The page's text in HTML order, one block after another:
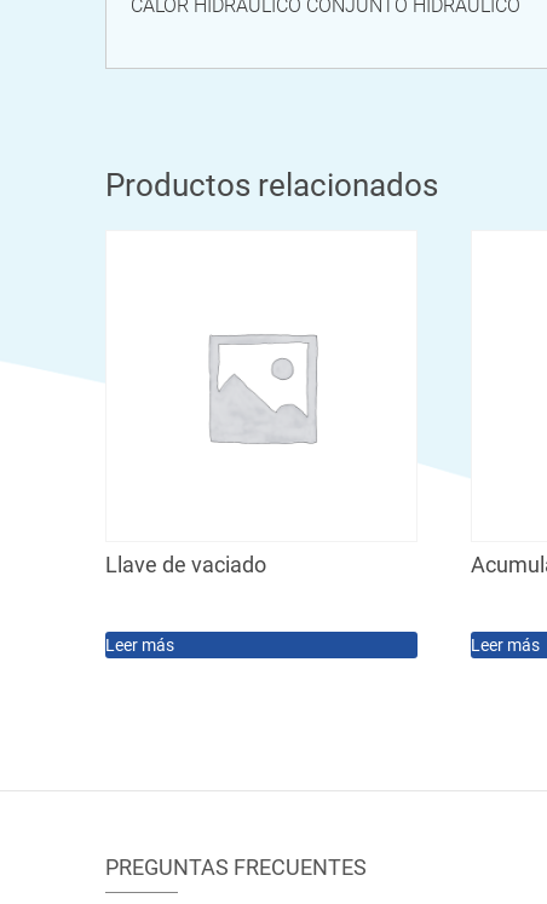
CALOR HIDRÁULICO CONJUNTO HIDRÁULICO
Productos relacionados
Llave de vaciado
Leer más Leer más
PREGUNTAS FRECUENTES